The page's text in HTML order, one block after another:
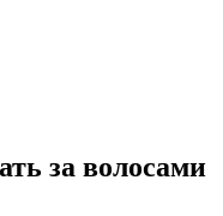
за волосами